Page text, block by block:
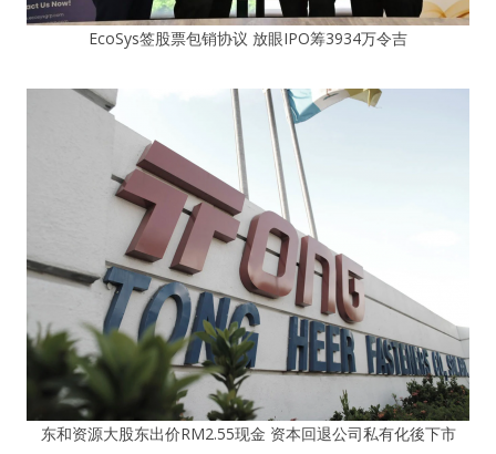
EcoSys签股票包销协议 放眼IPO筹3934万令吉
东和资源大股东出价RM2.55现金 资本回退公司私有化後下市